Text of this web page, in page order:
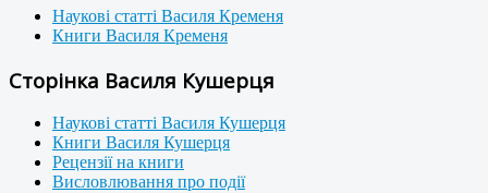
Наукові статті Василя Кременя
Книги Василя Кременя
Сторінка Василя Кушерця
Наукові статті Василя Кушерця
Книги Василя Кушерця
Рецензії на книги
Висловлювання про події